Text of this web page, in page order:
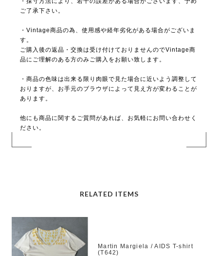
ご了承下さい。
・Vintage商品の為、使用感や経年劣化がある場合がございま
す。
ご購入後の返品・交換は受け付けておりませんのでVintage商
品にご理解のある方のみご購入をお願い致します。
・商品の色味は出来る限り肉眼で見た場合に近いよう調整して
おりますが、お手元のブラウザによって見え方が変わることが
あります。
他にも商品に関するご質問があれば、お気軽にお問い合わせく
ださい。
RELATED ITEMS
Martin Margiela / AIDS T-shirt
(T642)